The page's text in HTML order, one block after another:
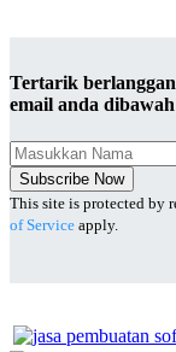
Tertarik
email anda
Subscribe Now
This site is protected by
of Service apply.